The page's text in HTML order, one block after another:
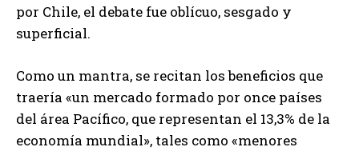
por Chile, el debate fue oblícuo, sesgado y
superficial.
Como un mantra, se recitan los beneficios que
traería «un mercado formado por once países
del área Pacífico, que representan el 13,3% de la
economía mundial», tales como «menores